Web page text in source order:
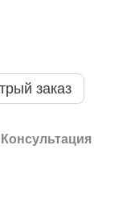
заказ
Консультация